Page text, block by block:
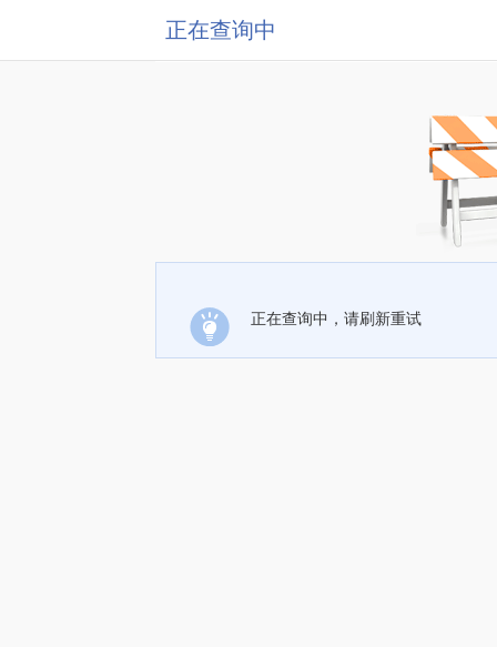
正在查询中
正在查询中，请刷新重试